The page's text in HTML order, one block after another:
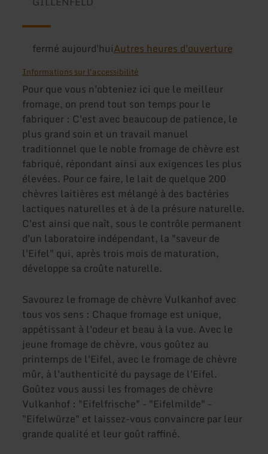
fermé aujourd'huiAutres heures d'ouverture
Informations sur l'accessibilité
Pour que vous n'obteniez ici que le meilleur
fromage, on prend tout son temps pour le
fabriquer : C'est avec beaucoup de patience, le
plus grand soin et un travail manuel
traditionnel que le noble fromage de chèvre est
fabriqué, répondant ainsi aux exigences les plus
élevées. Pour ce faire, le lait de quelque 200
chèvres laitières est mélangé à des bactéries
lactiques naturelles et à de la présure naturelle.
C'est ainsi que naît, sous le contrôle permanent
d'un laboratoire indépendant, la "saveur de
l'Eifel" qui, après trois mois de maturation,
développe sa croûte naturelle.
Savourez le fromage de chèvre Vulkanhof avec
tous vos sens : Chaque fromage est unique,
appétissant à l'odeur et beau à la vue. Avec le
jeune fromage de chèvre, vous goûtez au
printemps de l'Eifel, avec le fromage de chèvre
mûr, à l'authenticité du paysage de l'Eifel.
Goûtez vous aussi les fromages de chèvre
Vulkanhof : "Eifelfrische" - "Eifelmilde" -
"Eifelwürze" et laissez-vous convaincre par leur
grande qualité et leur goût raffiné.